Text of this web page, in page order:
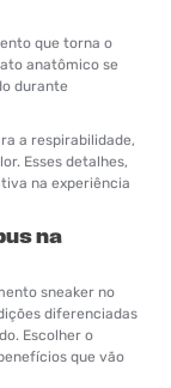
que torna o
anatômico se
durante
a respirabilidade,
Esses detalhes,
na experiência
na
sneaker no
diferenciadas
Escolher o
que vão